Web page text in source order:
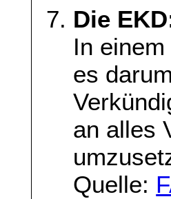
Die
In
es
an alles
Quelle: